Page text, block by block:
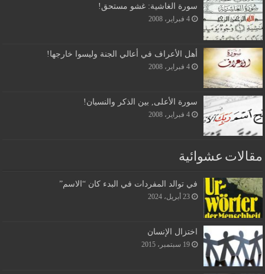
سورة الغاشية: غشو مستحق!
4 فبراير، 2008
أهل الأعراف في أعالي الجنة وليسوا خارجها!
4 فبراير، 2008
سورة الأعلى, بين الذكر والنسيان!
4 فبراير، 2008
مقالات عشوائية
في توالد المفردات في البدء كان “الاسم”
23 أبريل، 2024
اختزال الإنسان
19 سبتمبر، 2015